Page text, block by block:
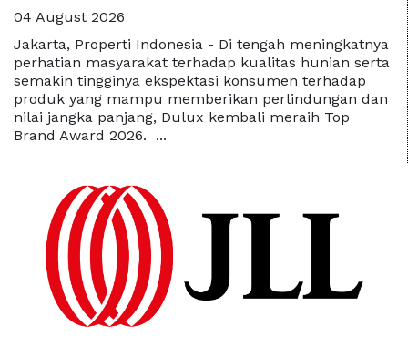
04 August 2026
Jakarta, Properti Indonesia - Di tengah meningkatnya
perhatian masyarakat terhadap kualitas hunian serta
semakin tingginya ekspektasi konsumen terhadap
produk yang mampu memberikan perlindungan dan
nilai jangka panjang, Dulux kembali meraih Top
Brand Award 2026. ...